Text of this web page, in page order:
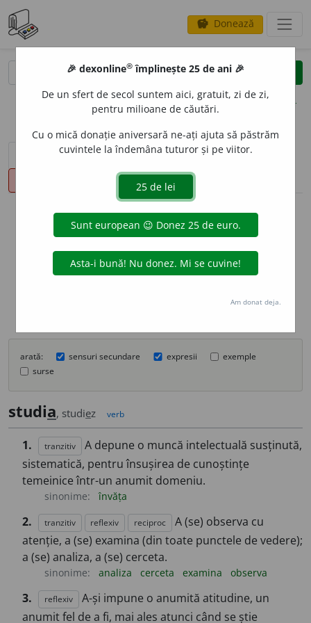
savings Donează
clear
opțiuni
sinteza definițiilor (1) definiții (19)
conjugări
info
Aceste definiții sunt compilate de
echipa dexonline. Definițiile
originale se află pe filadefiniții.
Puteți reordona filele pe pagina de
arată: sensuri secundare expresii
exemple
surse
studia, studiez verb
1. tranzitiv
A depune o muncă intelectuală susținută,
sistematică, pentru însușirea de cunoștințe
temeinice într-un anumit domeniu.
sinonime: învăța
2. tranzitiv reflexiv reciproc
A (se) observa cu
atenție, a (se) examina (din toate punctele de vedere);
a (se) analiza, a (se) cerceta.
sinonime: analiza cerceta examina observa
3. reflexiv
A-și impune o anumită atitudine, un
anumit fel de a fi, mai ales atunci când se știe
🎉 dexonline® împlinește 25 de ani 🎉
De un sfert de secol suntem aici, gratuit, zi de zi,
pentru milioane de căutări.
Cu o mică donație aniversară ne-ați ajuta să păstrăm
cuvintele la îndemâna tuturor și pe viitor.
Am donat deja.